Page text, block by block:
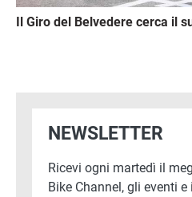
Il Giro del Belvedere cerca il
NEWSLETTER
Ricevi ogni martedì il
Bike Channel, gli eventi